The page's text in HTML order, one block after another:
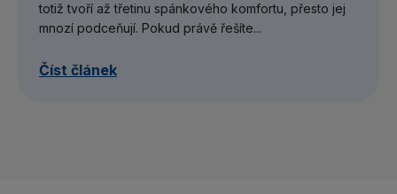
totiž tvoří až třetinu spánkového komfortu, přesto jej
mnozí podceňují. Pokud právě řešíte...
Číst článek